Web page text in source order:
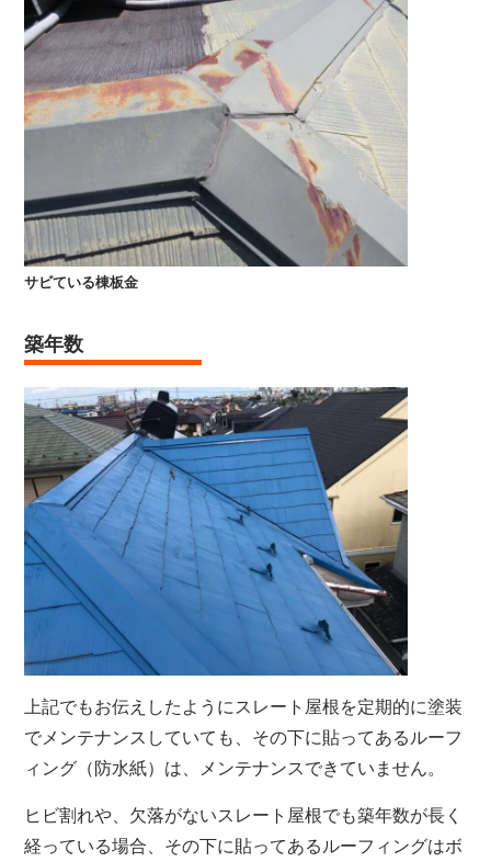
サビている棟板金
築年数
上記でもお伝えしたようにスレート屋根を定期的に塗装
でメンテナンスしていても、その下に貼ってあるルーフ
ィング（防水紙）は、メンテナンスできていません。
ヒビ割れや、欠落がないスレート屋根でも築年数が長く
経っている場合、その下に貼ってあるルーフィングはボ